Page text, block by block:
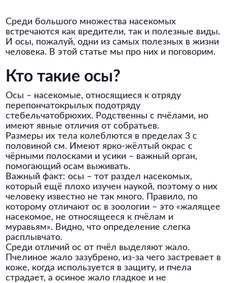
Среди большого множества насекомых
встречаются как вредители, так и полезные виды.
И осы, пожалуй, одни из самых полезных в жизни
человека. В этой статье мы про них и поговорим.
Кто такие осы?
Осы – насекомые, относящиеся к отряду
перепончатокрылых подотряду
стебельчатобрюхих. Родственны с пчёлами, но
имеют явные отличия от собратьев.
Размеры их тела колеблются в пределах 3 с
половиной см. Имеют ярко-жёлтый окрас с
чёрными полосками и усики – важный орган,
помогающий осам выживать.
Важный факт: осы – тот раздел насекомых,
который ещё плохо изучен наукой, поэтому о них
человеку известно не так много. Правило, по
которому отличают ос в зоологии – это «жалящее
насекомое, не относящееся к пчёлам и
муравьям». Видно, что определение слегка
расплывчато.
Среди отличий ос от пчёл выделяют жало.
Пчелиное жало зазубрено, из-за чего застревает в
коже, когда используется в защиту, и пчела
страдает, а осиное жало гладкое и не